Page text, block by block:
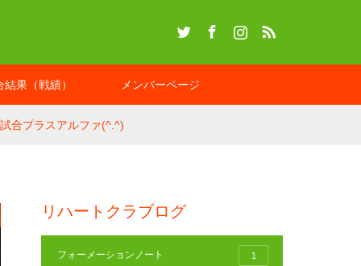
結果（戦績） メンバーページ
合プラスアルファ(^.^)
リハートクラブログ
フォーメーションノート 1